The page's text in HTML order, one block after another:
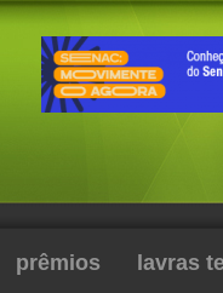
prêmios lavras